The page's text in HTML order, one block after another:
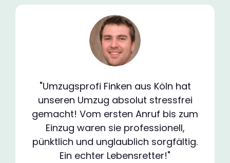
"Umzugsprofi Finken aus Köln hat
unseren Umzug absolut stressfrei
gemacht! Vom ersten Anruf bis zum
Einzug waren sie professionell,
pünktlich und unglaublich sorgfältig.
Ein echter Lebensretter!"